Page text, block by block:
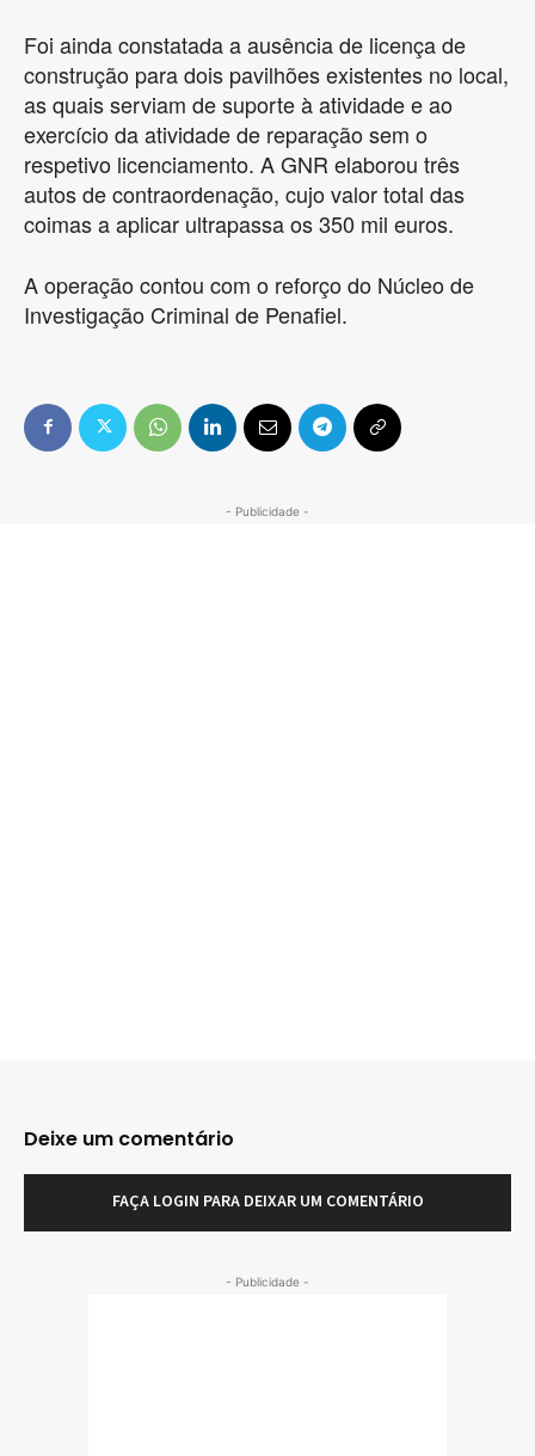
Foi ainda constatada a ausência de licença de
construção para dois pavilhões existentes no local,
as quais serviam de suporte à atividade e ao
exercício da atividade de reparação sem o
respetivo licenciamento. A GNR elaborou três
autos de contraordenação, cujo valor total das
coimas a aplicar ultrapassa os 350 mil euros.
A operação contou com o reforço do Núcleo de
Investigação Criminal de Penafiel.
- Publicidade -
Deixe um comentário
FAÇA LOGIN PARA DEIXAR UM COMENTÁRIO
- Publicidade -